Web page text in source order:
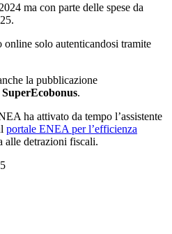
ma con parte delle spese da
online solo autenticandosi tramite
la pubblicazione
SuperEcobonus.
ha attivato da tempo l’assistente
portale ENEA per l’efficienza
alle detrazioni fiscali.